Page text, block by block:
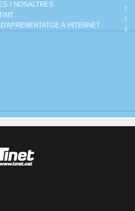
I NOSALTRES
A INTERNET